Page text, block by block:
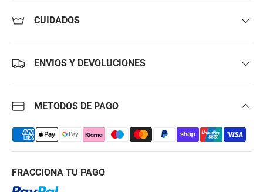
CUIDADOS
ENVIOS Y DEVOLUCIONES
METODOS DE PAGO
FRACCIONA TU PAGO